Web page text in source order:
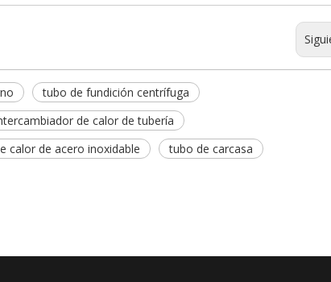
tubo de fundición centrífuga
de calor de tubería
calor de acero inoxidable
tubo de carcasa